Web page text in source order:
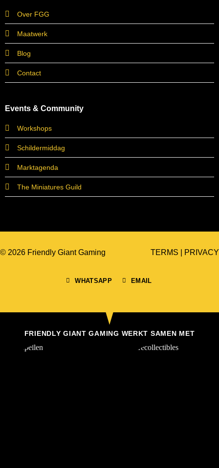
Over FGG
Maatwerk
Blog
Contact
Events & Community
Workshops
Schildermiddag
Marktagenda
The Miniatures Guild
© 2026 Friendly Giant Gaming
WHATSAPP EMAIL
TERMS PRIVACY
FRIENDLY GIANT GAMING WERKT SAMEN MET